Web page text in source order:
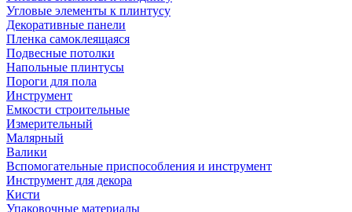
Угловые элементы к плинтусу
Декоративные панели
Пленка самоклеящаяся
Подвесные потолки
Напольные плинтусы
Пороги для пола
Инструмент
Емкости строительные
Измерительный
Малярный
Валики
Вспомогательные приспособления и инструмент
Инструмент для декора
Кисти
Упаковочные материалы